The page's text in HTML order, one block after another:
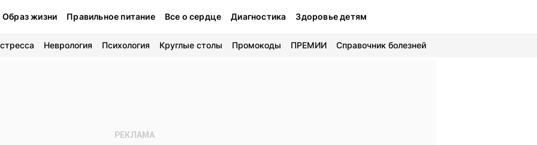
Образ жизни Правильное питание Все о сердце Диагностика Здоровье детям
Неврология Психология Круглые столы Промокоды ПРЕМИИ Справочник болезней